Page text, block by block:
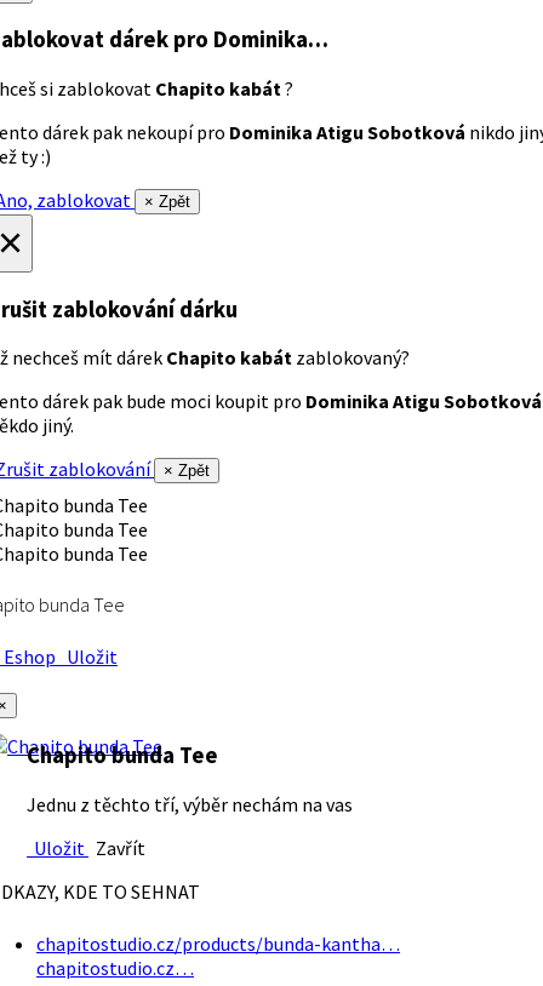
dárek pro Dominika…
si zablokovat Chapito kabát ?
dárek pak nekoupí pro Dominika Atigu Sobotková nikdo
ty :)
zablokovat
× Zpět
zablokování dárku
nechceš mít dárek Chapito kabát zablokovaný?
dárek pak bude moci koupit pro Dominika Atigu Sobotková
jiný.
zablokování
× Zpět
bunda Tee
Uložit
Chapito bunda Tee
Jednu z těchto tří, výběr nechám na vas
Uložit Zavřít
KDE TO SEHNAT
chapitostudio.cz/products/bunda-kantha…
chapitostudio.cz…